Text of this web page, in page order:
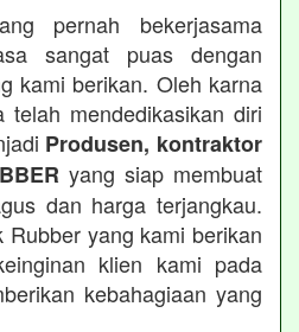
pernah bekerjasama
sangat puas dengan
kami berikan. Oleh karna
mendedikasikan diri
Produsen, kontraktor
yang siap membuat
dan harga terjangkau.
Rubber yang kami berikan
klien kami pada
kebahagiaan yang